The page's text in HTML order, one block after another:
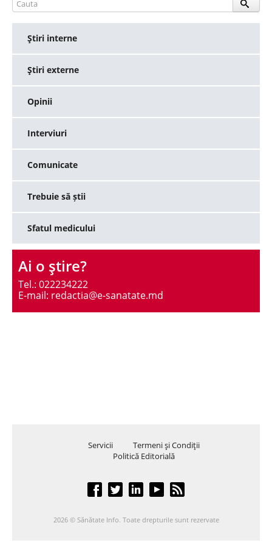
Ştiri interne
Ştiri externe
Opinii
Interviuri
Comunicate
Trebuie să știi
Sfatul medicului
Ai o ştire?
Tel.: 022234222
E-mail: redactia@e-sanatate.md
Servicii
Termeni şi Condiţii
Politică Editorială
2026 © Sănătate Info. Toate drepturile sunt rezervate